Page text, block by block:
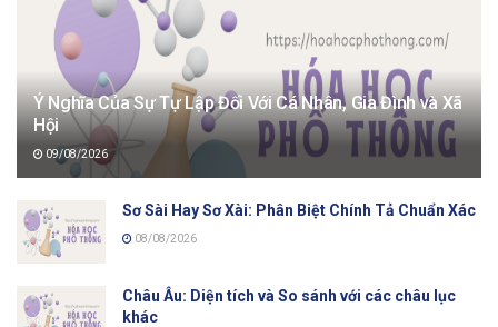
Ý Nghĩa Của Sự Tự Lập Đối Với Cá Nhân, Gia Đình và Xã
Hội
09/08/2026
Sơ Sài Hay Sơ Xài: Phân Biệt Chính Tả Chuẩn Xác
08/08/2026
Châu Âu: Diện tích và So sánh với các châu lục
khác